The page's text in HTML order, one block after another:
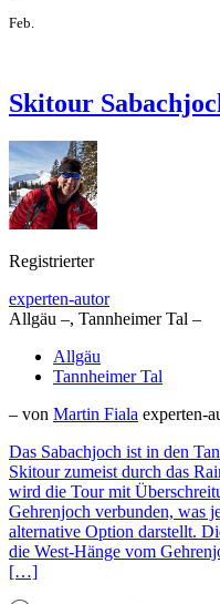
Feb.
Skitour
Registrierter
experten-autor
Allgäu –, Tannheimer Tal –
Allgäu
Tannheimer Tal
– von Martin Fiala experten-
Das Sabachjoch ist in den
Skitour zumeist durch das
wird die Tour mit
Gehrenjoch verbunden, was
alternative Option darstellt.
die West-Hänge vom
[…]